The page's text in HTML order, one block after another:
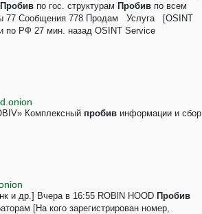
Пробив по гос. структурам Пробив по всем
77 Сообщения 778 Продам Услуга [OSINT
по РФ 27 мин. назад OSINT Service
Комплексный пробив информации и сбор
и др.] Вчера в 16:55 ROBlN HOOD Пробив
[На кого зарегистрирован номер,